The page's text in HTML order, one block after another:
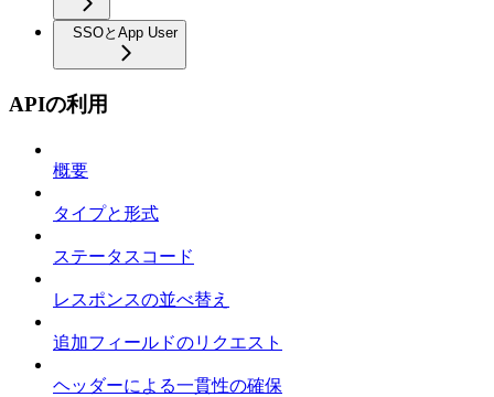
SSOとApp User
APIの利用
概要
タイプと形式
ステータスコード
レスポンスの並べ替え
追加フィールドのリクエスト
ヘッダーによる一貫性の確保